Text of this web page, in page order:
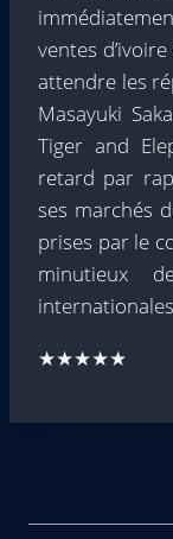
ventes
attendre les
Masayuki
Tiger and
retard par
ses marchés
prises par le
minutieux
★★★★★